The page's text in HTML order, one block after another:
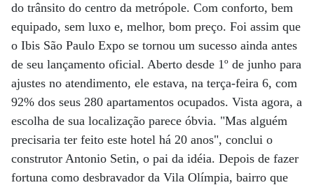
do trânsito do centro da metrópole. Com conforto, bem
equipado, sem luxo e, melhor, bom preço. Foi assim que
o Ibis São Paulo Expo se tornou um sucesso ainda antes
de seu lançamento oficial. Aberto desde 1º de junho para
ajustes no atendimento, ele estava, na terça-feira 6, com
92% dos seus 280 apartamentos ocupados. Vista agora, a
escolha de sua localização parece óbvia. "Mas alguém
precisaria ter feito este hotel há 20 anos", conclui o
construtor Antonio Setin, o pai da idéia. Depois de fazer
fortuna como desbravador da Vila Olímpia, bairro que